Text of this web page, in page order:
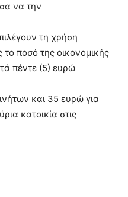
να την
τη χρήση
ποσό της οικονομικής
πέντε (5) ευρώ
και 35 ευρώ για
κατοικία στις